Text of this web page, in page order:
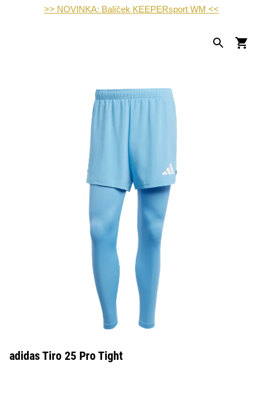
>> NOVINKA: Balíček KEEPERsport WM <<
adidas Tiro 25 Pro Tight